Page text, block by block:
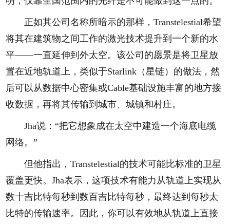
正如其公司名称所暗示的那样，Transtelestial希望
将其在建筑物之间工作的激光技术提升到一个新的水
平——一直延伸到外太空。该公司的愿景是将卫星放
置在近地轨道上，类似于Starlink（星链）的做法，然
后可以从数据中心密集或Cable基础设施丰富的地方接
收数据，再将其传输到城市、城镇和村庄。
Jha说：“把它想象成在太空中建造一个海底电缆
网络。”
但他指出，Transtelestial的技术可能比标准的卫星
覆盖更快。Jha表示，这项技术有能力从轨道上实现从
数十吉比特每秒到数百吉比特每秒，最终达到每秒太
比特的传输速率。因此，你可以有效地从轨道上直接